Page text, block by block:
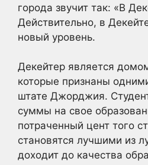
города звучит так: «В
Действительно, в
новый уровень.
Декейтер является
которые признаны
штате Джорджия.
суммы на свое
потраченный цент того
становятся лучшими из
доходит до качества